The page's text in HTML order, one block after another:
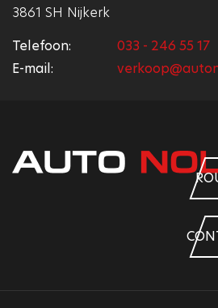
3861 SH Nijkerk
Telefoon:
033 - 246 55 17
E-mail: